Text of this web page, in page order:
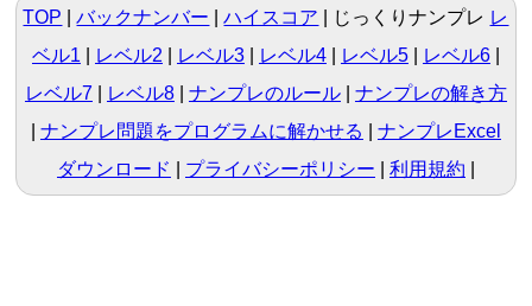
TOP バックナンバー ハイスコア じっくりナンプレ レ
ベル1
レベル2 レベル3| レベル4| レベル5| レベル6|
レベル7
レベル8 ナンプレのルール
ナンプレの解き方
ナンプレ問題をプログラムに解かせる
ナンプレExcel
ダウンロード
プライバシーポリシー 利用規約